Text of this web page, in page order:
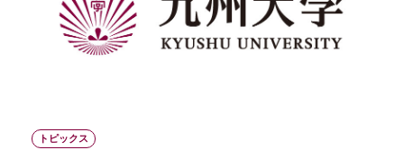
トピックス